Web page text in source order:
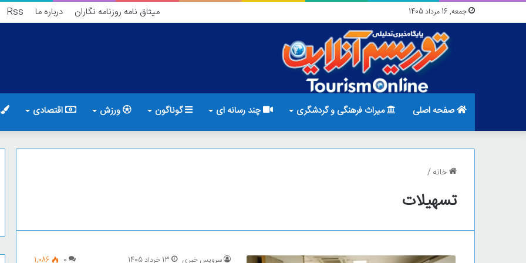
جمعه, 16 مرداد 1405 میثاق نامه روزنامه نگاران درباره ما Rss
صفحه اصلی میراث فرهنگی و گردشگری چند رسانه ای گوناگون ورزش اقتصادی
خانه/
تسهیلات
سرویس خبری 13 خرداد 1405 0
1,086